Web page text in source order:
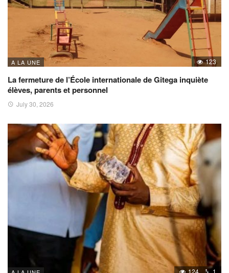
A LA UNE 123
La fermeture de l’École internationale de Gitega inquiète
élèves, parents et personnel
July 30, 2026